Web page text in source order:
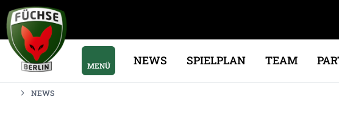
MENÜ NEWS SPIELPLAN TEAM
NEWS